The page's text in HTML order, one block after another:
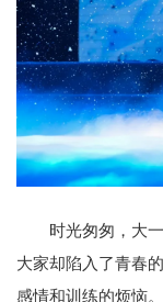
时光匆匆，大
大家却陷入了青春
感情和训练的烦恼